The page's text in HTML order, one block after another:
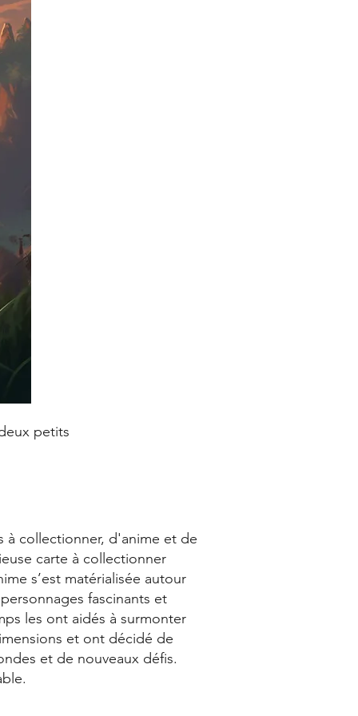
petits
à collectionner, d'anime et de
carte à collectionner
s’est matérialisée autour
fascinants et
les ont aidés à surmonter
et ont décidé de
et de nouveaux défis.